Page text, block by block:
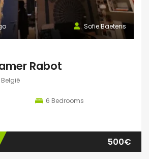
Sofie.Baetens
Rabot
6 Bedrooms
500€